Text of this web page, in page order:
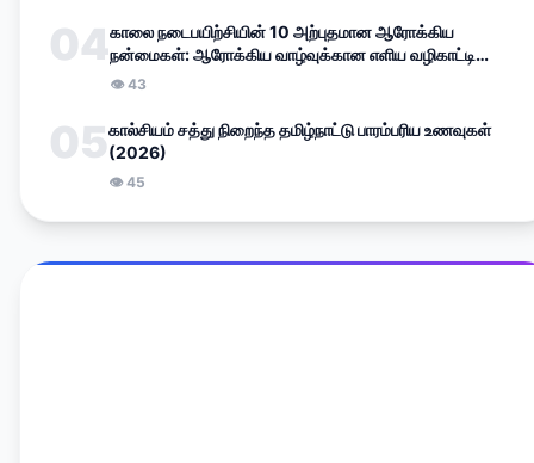
04காலை நடைபயிற்சியின் 10 அற்புதமான ஆரோக்கிய
நன்மைகள்: ஆரோக்கிய வாழ்வுக்கான எளிய வழிகாட்டி
(2026)
👁43
05கால்சியம் சத்து நிறைந்த தமிழ்நாட்டு பாரம்பரிய உணவுகள்
(2026)
👁45